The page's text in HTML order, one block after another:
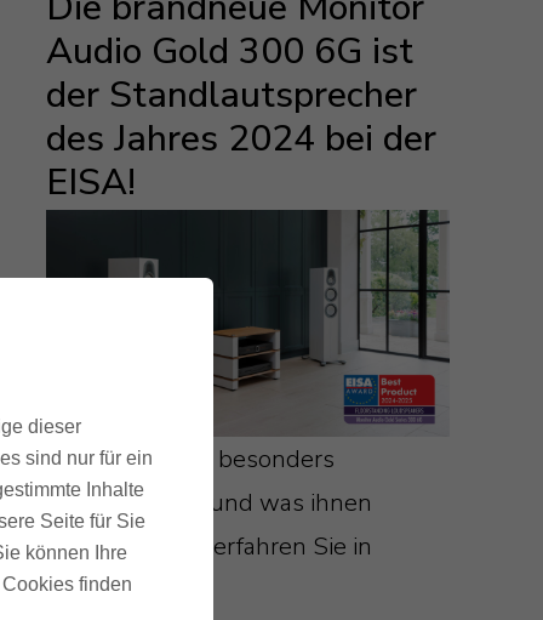
Audio Gold 300 6G ist
der Standlautsprecher
des Jahres 2024 bei der
EISA!
Was die Tester besonders
begeistert hat und was ihnen
aufgefallen ist, erfahren Sie in
unserem Blog.
dieser
sind nur für ein
Inhalte
Seite für Sie
können Ihre
finden